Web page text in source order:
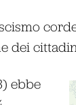
dei
ebbe